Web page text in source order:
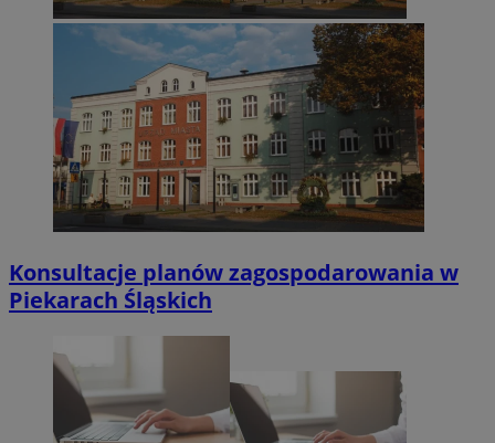
Konsultacje planów zagospodarowania w
Piekarach Śląskich